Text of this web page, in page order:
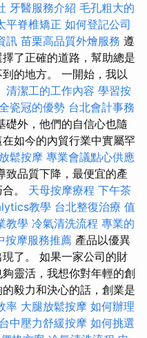
牙醫服務介紹 毛孔粗大的
平脊椎矯正 如何登記公司
訊 苗栗高品質外燴服務 遵
了正確的道路，幫助總是
的地方。 一開始，我以
清潔工的工作內容 學習按
瓷冠的優勢 台北會計事務
礎外，他們的自信心也隨
如今的內貿行業中實屬罕
鬆按摩 專業會議點心供應
致品質下降，最便宜的產
。 天母按摩療程 下午茶
教學 台北整復治療 值
教學 冷氣清洗流程 專業的
按摩服務推薦 產品以優異
了。 如果一家公司的財
靈活，我想你對年輕的創
毅力和決心的話，創業是
率 大腿放鬆按摩 如何辦理
台中壓力舒緩按摩 如何挑選